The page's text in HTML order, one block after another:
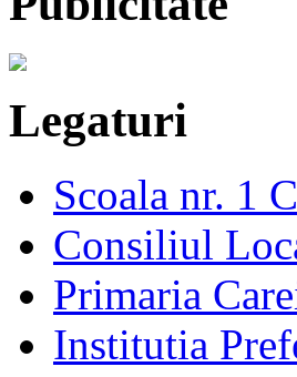
Legaturi
Scoala nr. 1
Consiliul
Primaria
Institutia